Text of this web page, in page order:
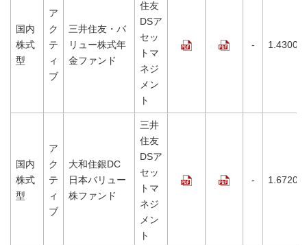
国内
株式
型
ア
ク
テ
ィ
ブ
三井住友・バ
リュー株式年
金ファンド
住友
DSア
セッ
トマ
ネジ
メン
ト
- 1.4300%
国内
株式
型
ア
ク
テ
ィ
ブ
大和住銀DC
日本バリュー
株ファンド
三井
住友
DSア
セッ
トマ
ネジ
メン
ト
- 1.6720%